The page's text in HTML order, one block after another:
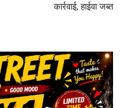
कार्रवाई, हाईवा जब्त